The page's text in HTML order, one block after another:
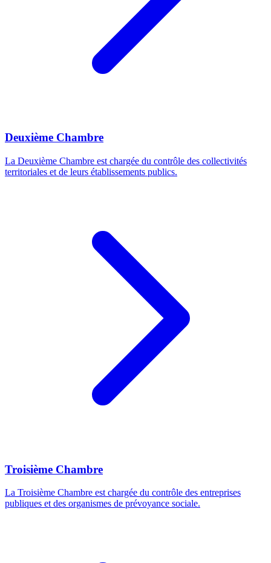
Deuxième Chambre
La Deuxième Chambre est chargée du contrôle des collectivités
territoriales et de leurs établissements publics.
Troisième Chambre
La Troisième Chambre est chargée du contrôle des entreprises
publiques et des organismes de prévoyance sociale.